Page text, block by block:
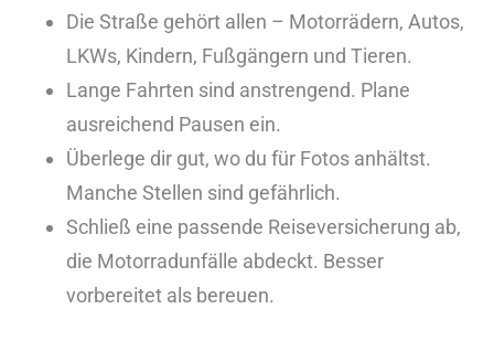
Die Straße gehört allen – Motorrädern, Autos,
LKWs, Kindern, Fußgängern und Tieren.
Lange Fahrten sind anstrengend. Plane
ausreichend Pausen ein.
Überlege dir gut, wo du für Fotos anhältst.
Manche Stellen sind gefährlich.
Schließ eine passende Reiseversicherung ab,
die Motorradunfälle abdeckt. Besser
vorbereitet als bereuen.